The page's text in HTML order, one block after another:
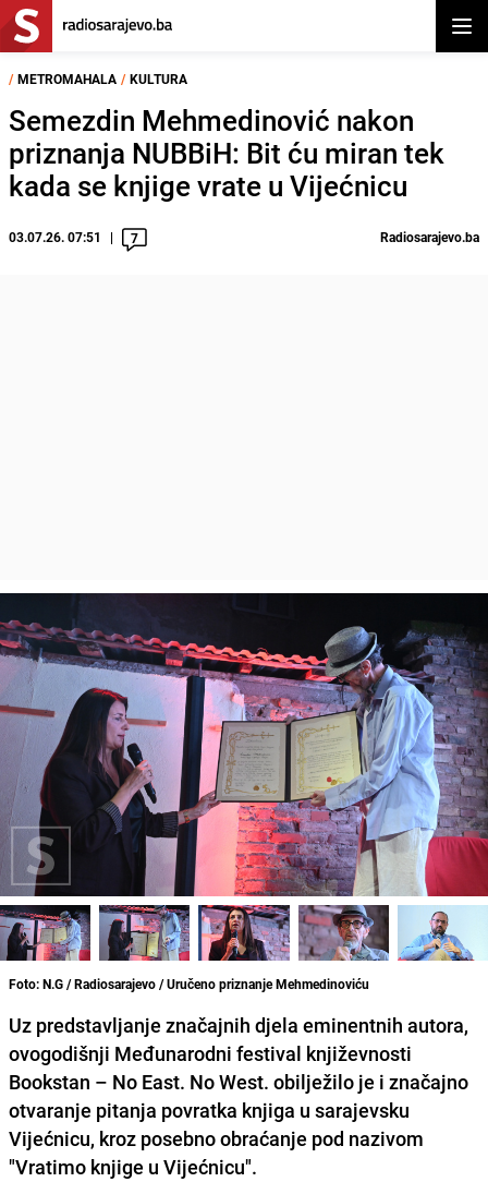
/ METROMAHALA / KULTURA
Semezdin Mehmedinović nakon
priznanja NUBBiH: Bit ću miran tek
kada se knjige vrate u Vijećnicu
03.07.26. 07:51 7 Radiosarajevo.ba
Foto: N.G / Radiosarajevo / Uručeno priznanje Mehmedinoviću
Uz predstavljanje značajnih djela eminentnih autora,
ovogodišnji Međunarodni festival književnosti
Bookstan – No East. No West. obilježilo je i značajno
otvaranje pitanja povratka knjiga u sarajevsku
Vijećnicu, kroz posebno obraćanje pod nazivom
"Vratimo knjige u Vijećnicu".